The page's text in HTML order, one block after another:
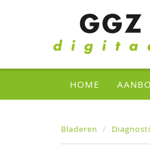
HOME
Bladeren